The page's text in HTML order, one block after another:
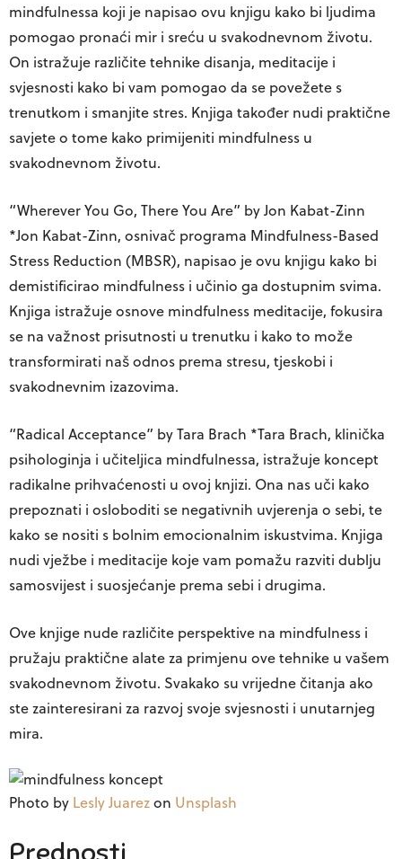
mindfulnessa koji je napisao ovu knjigu kako bi ljudima
pomogao pronaći mir i sreću u svakodnevnom životu.
On istražuje različite tehnike disanja, meditacije i
svjesnosti kako bi vam pomogao da se povežete s
trenutkom i smanjite stres. Knjiga također nudi praktične
savjete o tome kako primijeniti mindfulness u
svakodnevnom životu.
“Wherever You Go, There You Are” by Jon Kabat-Zinn
*Jon Kabat-Zinn, osnivač programa Mindfulness-Based
Stress Reduction (MBSR), napisao je ovu knjigu kako bi
demistificirao mindfulness i učinio ga dostupnim svima.
Knjiga istražuje osnove mindfulness meditacije, fokusira
se na važnost prisutnosti u trenutku i kako to može
transformirati naš odnos prema stresu, tjeskobi i
svakodnevnim izazovima.
“Radical Acceptance” by Tara Brach *Tara Brach, klinička
psihologinja i učiteljica mindfulnessa, istražuje koncept
radikalne prihvaćenosti u ovoj knjizi. Ona nas uči kako
prepoznati i osloboditi se negativnih uvjerenja o sebi, te
kako se nositi s bolnim emocionalnim iskustvima. Knjiga
nudi vježbe i meditacije koje vam pomažu razviti dublju
samosvijest i suosjećanje prema sebi i drugima.
Ove knjige nude različite perspektive na mindfulness i
pružaju praktične alate za primjenu ove tehnike u vašem
svakodnevnom životu. Svakako su vrijedne čitanja ako
ste zainteresirani za razvoj svoje svjesnosti i unutarnjeg
mira.
Photo by Lesly Juarezon Unsplash